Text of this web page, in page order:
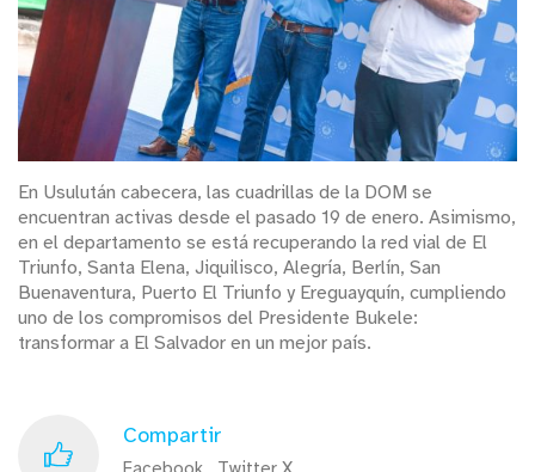
En Usulután cabecera, las cuadrillas de la DOM se
encuentran activas desde el pasado 19 de enero. Asimismo,
en el departamento se está recuperando la red vial de El
Triunfo, Santa Elena, Jiquilisco, Alegría, Berlín, San
Buenaventura, Puerto El Triunfo y Ereguayquín, cumpliendo
uno de los compromisos del Presidente Bukele:
transformar a El Salvador en un mejor país.
Compartir